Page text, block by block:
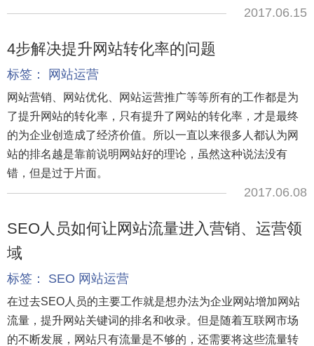
2017.06.15
4步解决提升网站转化率的问题
标签： 网站运营
网站营销、网站优化、网站运营推广等等所有的工作都是为
了提升网站的转化率，只有提升了网站的转化率，才是最终
的为企业创造成了经济价值。所以一直以来很多人都认为网
站的排名越是靠前说明网站好的理论，虽然这种说法没有
错，但是过于片面。
2017.06.08
SEO人员如何让网站流量进入营销、运营领
域
标签： SEO 网站运营
在过去SEO人员的主要工作就是想办法为企业网站增加网站
流量，提升网站关键词的排名和收录。但是随着互联网市场
的不断发展，网站只有流量是不够的，还需要将这些流量转